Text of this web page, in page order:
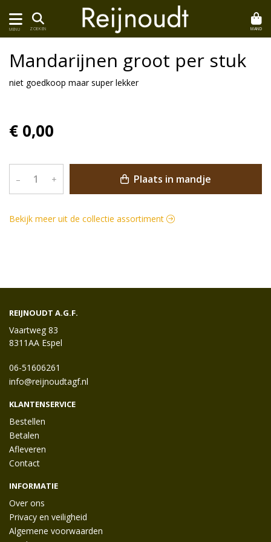
MENU ZOEKEN MAND
Mandarijnen groot per stuk
niet goedkoop maar super lekker
€ 0,00
– + Plaats in mandje
Bekijk meer uit de collectie assortiment
REIJNOUDT A.G.F.
Vaartweg 83
8311AA Espel
06-51606261
info@reijnoudtagf.nl
KLANTENSERVICE
Bestellen
Betalen
Afleveren
Contact
INFORMATIE
Over ons
Privacy en veiligheid
Algemene voorwaarden